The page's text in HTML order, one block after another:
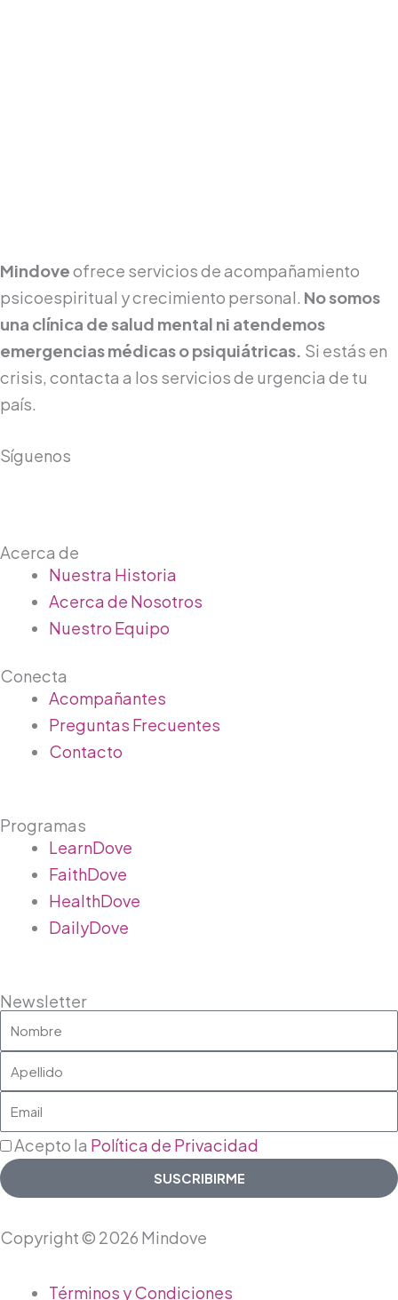
Mindoveofrece servicios de acompañamiento
psicoespiritual y crecimiento personal. No somos
una clínica de salud mental ni atendemos
emergencias médicas o psiquiátricas. Si estás en
crisis, contacta a los servicios de urgencia de tu
país.
Síguenos
c
e
b
o
o
-
f
s
t
g
r
m
n
k
d
i
-
i
n
k
t
k b
Acerca de
Main
Menu
Nuestra Historia
Acerca de Nosotros
Nuestro Equipo
Conecta
Main
Menu
Acompañantes
Preguntas Frecuentes
Contacto
Programas
Main
Menu
LearnDove
FaithDove
HealthDove
DailyDove
Newsletter
Nombre
Apellido
Email
Acepto la Política de Privacidad
SUSCRIBIRME
Copyright © 2026 Mindove
Main Términos y Condiciones